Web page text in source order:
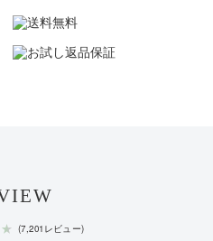
★ (7,201レビュー)